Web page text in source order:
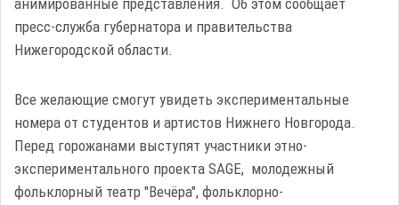
анимированные представления. Об этом сообщает
пресс-служба губернатора и правительства
Нижегородской области.
Все желающие смогут увидеть экспериментальные
номера от студентов и артистов Нижнего Новгорода.
Перед горожанами выступят участники этно-
экспериментального проекта SAGE, молодежный
фольклорный театр "Вечёра", фольклорно-